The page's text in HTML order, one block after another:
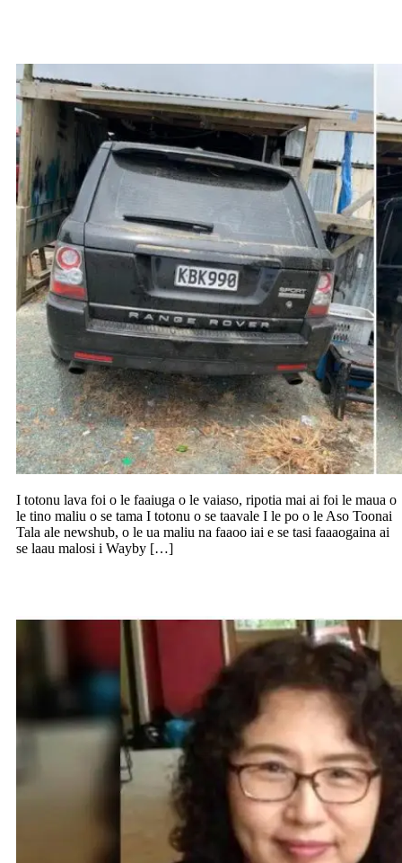
I totonu lava foi o le faaiuga o le vaiaso, ripotia mai ai foi le maua o
le tino maliu o se tama I totonu o se taavale I le po o le Aso Toonai
Tala ale newshub, o le ua maliu na faaoo iai e se tasi faaaogaina ai
se laau malosi i Wayby […]